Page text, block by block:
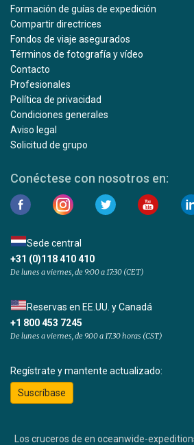
Formación de guías de expedición
Compartir directrices
Fondos de viaje asegurados
Términos de fotografía y vídeo
Contacto
Profesionales
Política de privacidad
Condiciones generales
Aviso legal
Solicitud de grupo
Conéctese con nosotros en:
Sede central
+31 (0)118 410 410
De lunes a viernes, de 9:00 a 17:30 (CET)
Reservas en EE.UU. y Canadá
+1 800 453 7245
De lunes a viernes, de 9.00 a 17.30 horas (CST)
Regístrate y mantente actualizado:
Suscríbase
Los cruceros de en oceanwide-